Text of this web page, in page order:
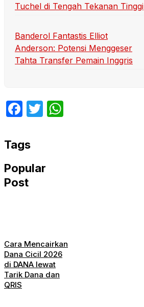
Tuchel di Tengah Tekanan Tinggi
Banderol Fantastis Elliot
Anderson: Potensi Menggeser
Tahta Transfer Pemain Inggris
Facebook
Twitter
Tags
Popular
Post
Cara Mencairkan
Dana Cicil 2026
di DANA lewat
Tarik Dana dan
QRIS